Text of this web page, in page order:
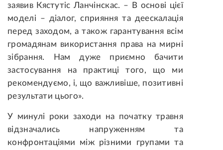
заявив Кястутіс Ланчінскас. – В основі цієї
моделі – діалог, сприяння та деескалація
перед заходом, а також гарантування всім
громадянам використання права на мирні
зібрання. Нам дуже приємно бачити
застосування на практиці того, що ми
рекомендуємо, і, що важливіше, позитивні
результати цього».
У минулі роки заходи на початку травня
відзначались напруженням та
конфронтаціями між різними групами та